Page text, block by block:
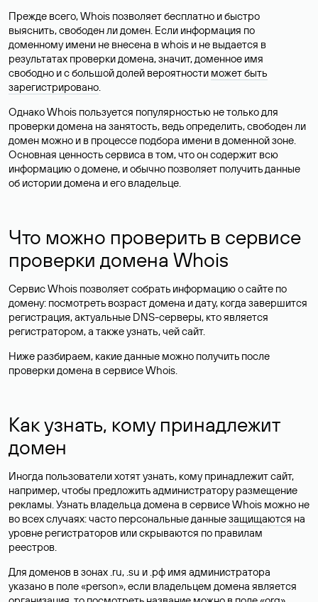
Прежде всего, Whois позволяет бесплатно и быстро
выяснить, свободен ли домен. Если информация по
доменному имени не внесена в whois и не выдается в
результатах проверки домена, значит, доменное имя
свободно и с большой долей вероятности может быть
зарегистрировано.
Однако Whois пользуется популярностью не только для
проверки домена на занятость, ведь определить, свободен ли
домен можно и в процессе подбора имени в доменной зоне.
Основная ценность сервиса в том, что он содержит всю
информацию о домене, и обычно позволяет получить данные
об истории домена и его владельце.
Что можно проверить в сервисе
проверки домена Whois
Сервис Whois позволяет собрать информацию о сайте по
домену: посмотреть возраст домена и дату, когда завершится
регистрация, актуальные DNS-серверы, кто является
регистратором, а также узнать, чей сайт.
Ниже разбираем, какие данные можно получить после
проверки домена в сервисе Whois.
Как узнать, кому принадлежит
домен
Иногда пользователи хотят узнать, кому принадлежит сайт,
например, чтобы предложить администратору размещение
рекламы. Узнать владельца домена в сервисе Whois можно не
во всех случаях: часто персональные данныезащищаются на
уровне регистраторов или скрываются по правилам
реестров.
Для доменов в зонах .ru, .su и .рф имя администратора
указано в поле «person», если владельцем домена является